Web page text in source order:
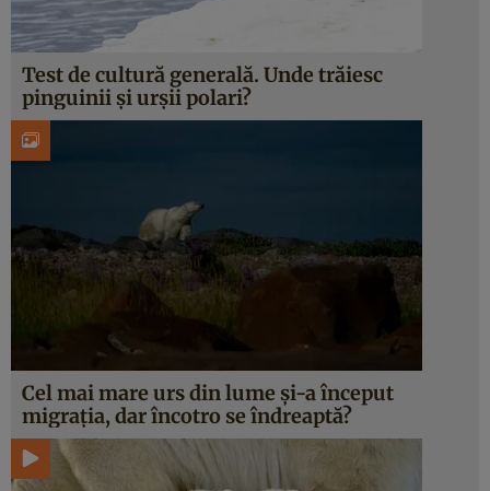
Test de cultură generală. Unde trăiesc
pinguinii și urșii polari?
Cel mai mare urs din lume și-a început
migrația, dar încotro se îndreaptă?